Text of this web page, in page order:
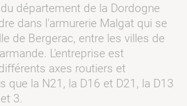
département de la Dordogne
dans l'armurerie Malgat qui se
de Bergerac, entre les villes de
L'entreprise est
axes routiers et
que la N21, la D16 et D21, la D13
3.